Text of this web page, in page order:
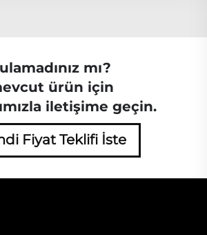
mı?
ürün için
iletişime geçin.
Fiyat Teklifi İste